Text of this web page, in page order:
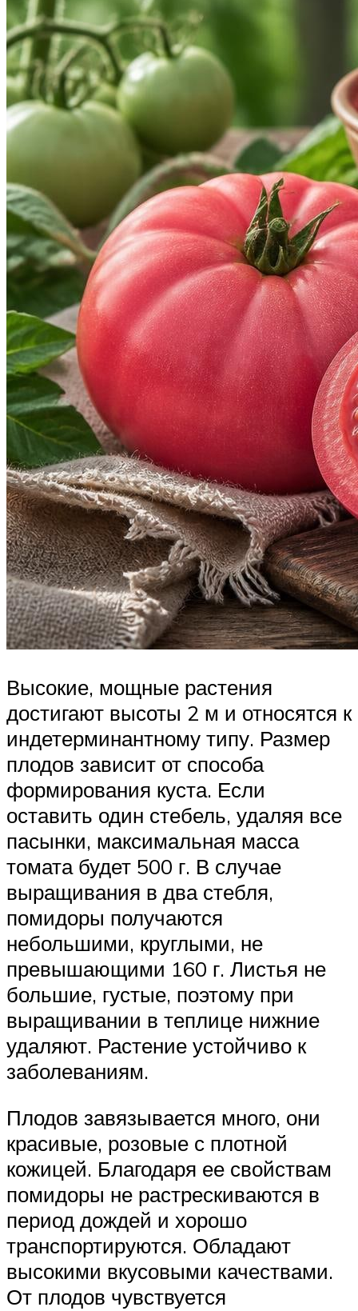
Высокие, мощные растения
достигают высоты 2 м и относятся к
индетерминантному типу. Размер
плодов зависит от способа
формирования куста. Если
оставить один стебель, удаляя все
пасынки, максимальная масса
томата будет 500 г. В случае
выращивания в два стебля,
помидоры получаются
небольшими, круглыми, не
превышающими 160 г. Листья не
большие, густые, поэтому при
выращивании в теплице нижние
удаляют. Растение устойчиво к
заболеваниям.
Плодов завязывается много, они
красивые, розовые с плотной
кожицей. Благодаря ее свойствам
помидоры не растрескиваются в
период дождей и хорошо
транспортируются. Обладают
высокими вкусовыми качествами.
От плодов чувствуется